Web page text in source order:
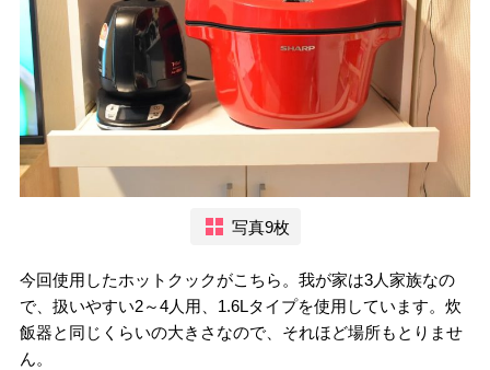
写真9枚
今回使用したホットクックがこちら。我が家は3人家族なの
で、扱いやすい2～4人用、1.6Lタイプを使用しています。炊
飯器と同じくらいの大きさなので、それほど場所もとりませ
ん。